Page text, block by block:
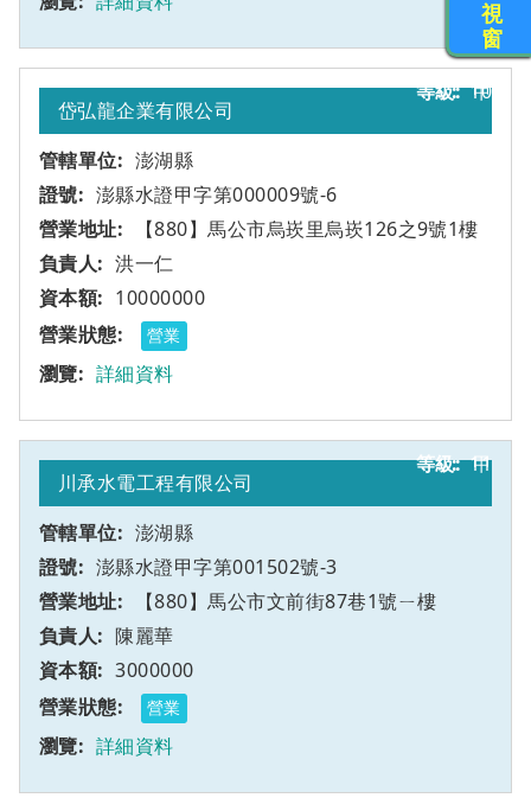
10
岱弘龍企業有限公司
澎湖縣
澎縣水證甲字第000009號-6
【880】馬公市烏崁里烏崁126之9號1樓
甲
洪一仁
10000000
營業
詳細資料
11
川承水電工程有限公司
澎湖縣
澎縣水證甲字第001502號-3
【880】馬公市文前街87巷1號ㄧ樓
甲
陳麗華
3000000
營業
詳細資料
視
窗